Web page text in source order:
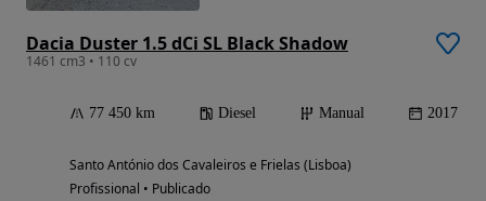
Dacia Duster 1.5 dCi SL Black Shadow
1461 cm3 • 110 cv
77 450 km Diesel Manual 2017
Santo António dos Cavaleiros e Frielas (Lisboa)
Profissional • Publicado